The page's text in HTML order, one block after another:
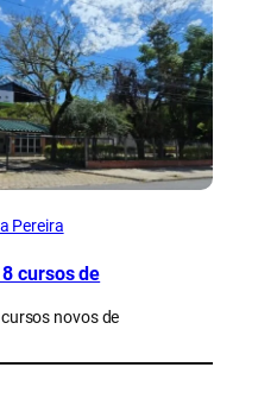
Pereira
cursos de
novos de